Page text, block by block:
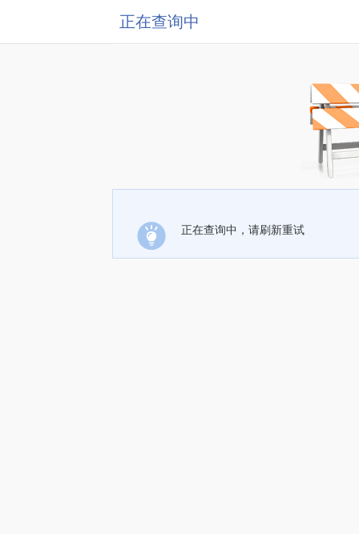
正在查询中
正在查询中，请刷新重试